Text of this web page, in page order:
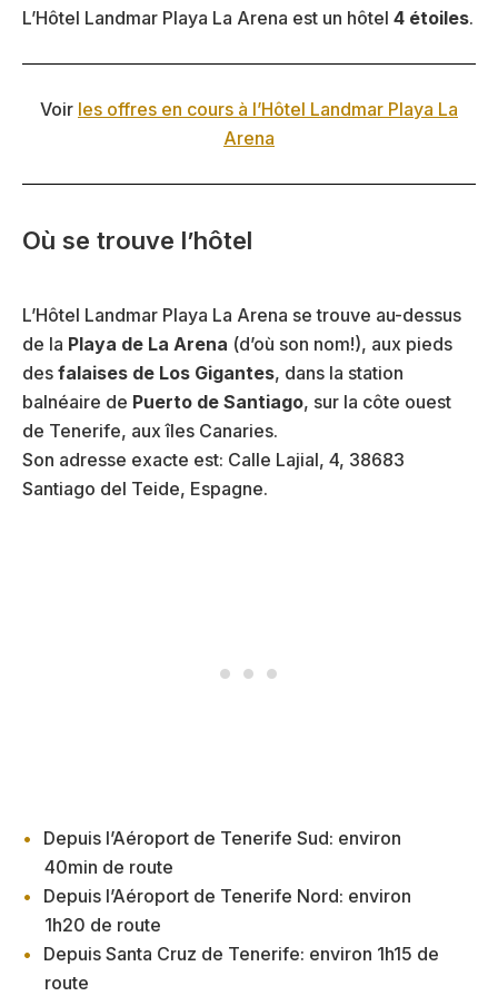
L’Hôtel Landmar Playa La Arena est un hôtel 4 étoiles.
Voir les offres en cours à l’Hôtel Landmar Playa La
Arena
Où se trouve l’hôtel
L’Hôtel Landmar Playa La Arena se trouve au-dessus
de la Playa de La Arena (d’où son nom!), aux pieds
des falaises de Los Gigantes, dans la station
balnéaire de Puerto de Santiago, sur la côte ouest
de Tenerife, aux îles Canaries.
Son adresse exacte est: Calle Lajial, 4, 38683
Santiago del Teide, Espagne.
Depuis l’Aéroport de Tenerife Sud: environ
40min de route
Depuis l’Aéroport de Tenerife Nord: environ
1h20 de route
Depuis Santa Cruz de Tenerife: environ 1h15 de
route